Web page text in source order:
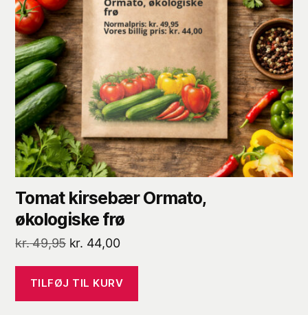
Tomat kirsebær Ormato,
økologiske frø
kr.49,95 Den
pris
var:
kr. 44,00Den
pris
er:
TILFØJ TIL KURV